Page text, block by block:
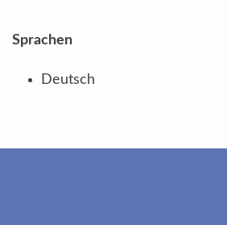
Sprachen
Deutsch